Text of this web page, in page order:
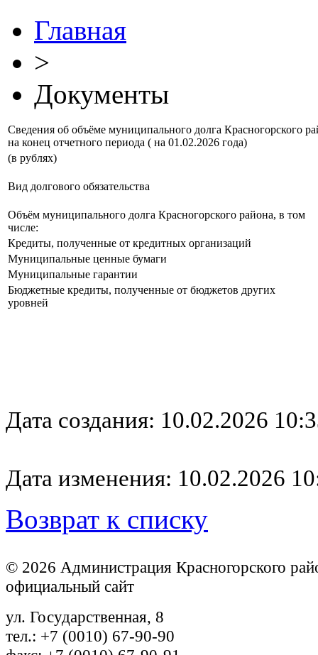
Главная
>
Документы
Сведения об объёме муниципального долга Красногорского
на конец отчетного периода ( на 01.02.2026 года)
(в рублях)
Вид долгового обязательства
Объём муниципального долга Красногорского района, в том
числе:
Кредиты, полученные от кредитных организаций
Муниципальные ценные бумаги
Муниципальные гарантии
Бюджетные кредиты, полученные от бюджетов других
уровней
Дата создания: 10.02.2026
Дата изменения: 10.02.2026
Возврат к списку
© 2026 Администрация Красногорского
официальный сайт
ул. Государственная, 8
тел.: +7 (0010) 67-90-90